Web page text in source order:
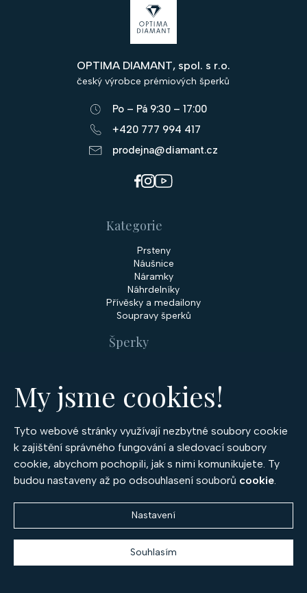
My jsme cookies!
Tyto webové stránky využívají nezbytné soubory cookie
k zajištění správného fungování a sledovací soubory
cookie, abychom pochopili, jak s nimi komunikujete. Ty
budou nastaveny až po odsouhlasení souborů cookie.
Nastavení
Souhlasím
í
p
r
v
k
v
ý
p
i
s
u
í
OPTIMA DIAMANT, spol. s r.o.
český výrobce prémiových šperků
Po – Pá 9:30 – 17:00
+420 777 994 417
prodejna@diamant.cz
Kategorie
Prsteny
Náušnice
Náramky
Náhrdelníky
Přívěsky a medailony
Soupravy šperků
Šperky
Diamantové šperky
Rubínové šperky
Smaragdové šperky
Drahé kameny
Diamanty
Smaragdy
O společnosti